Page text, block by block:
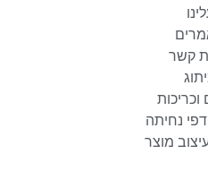
קשר
נחיתה
מוצר